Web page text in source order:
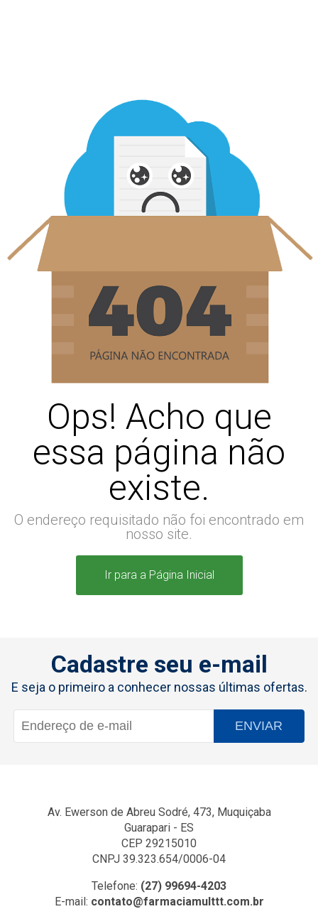
Ops! Acho que
essa página não
existe.
O endereço requisitado não foi encontrado em
nosso site.
Ir para a Página Inicial
Cadastre seu e-mail
E seja o primeiro a conhecer nossas últimas ofertas.
ENVIAR
Av. Ewerson de Abreu Sodré, 473, Muquiçaba
Guarapari - ES
CEP 29215010
CNPJ 39.323.654/0006-04
Telefone: (27) 99694-4203
E-mail: contato@farmaciamulttt.com.br